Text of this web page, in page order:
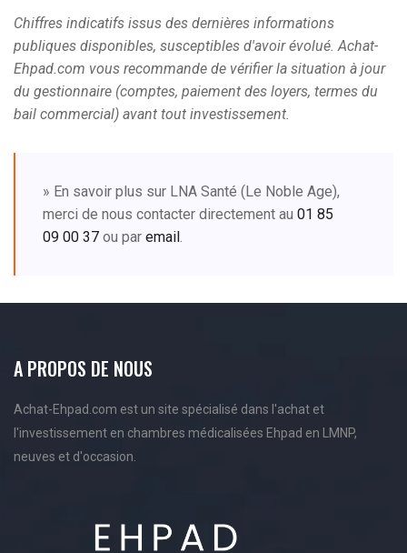
Chiffres indicatifs issus des dernières informations
publiques disponibles, susceptibles d'avoir évolué. Achat-
Ehpad.com vous recommande de vérifier la situation à jour
du gestionnaire (comptes, paiement des loyers, termes du
bail commercial) avant tout investissement.
» En savoir plus sur LNA Santé (Le Noble Age),
merci de nous contacter directement au 01 85
09 00 37 ou par email
A PROPOS DE NOUS
Achat-Ehpad.com est un site spécialisé dans l'achat et
l'investissement en chambres médicalisées Ehpad en LMNP,
neuves et d'occasion.